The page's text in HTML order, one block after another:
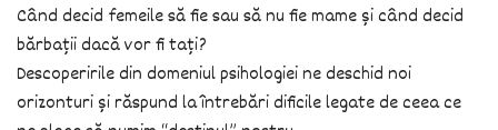
Când decid femeile să fie sau să nu fie mame și când decid
bărbații dacă vor fi tați?
Descoperirile din domeniul psihologiei ne deschid noi
orizonturi și răspund la întrebări dificile legate de ceea ce